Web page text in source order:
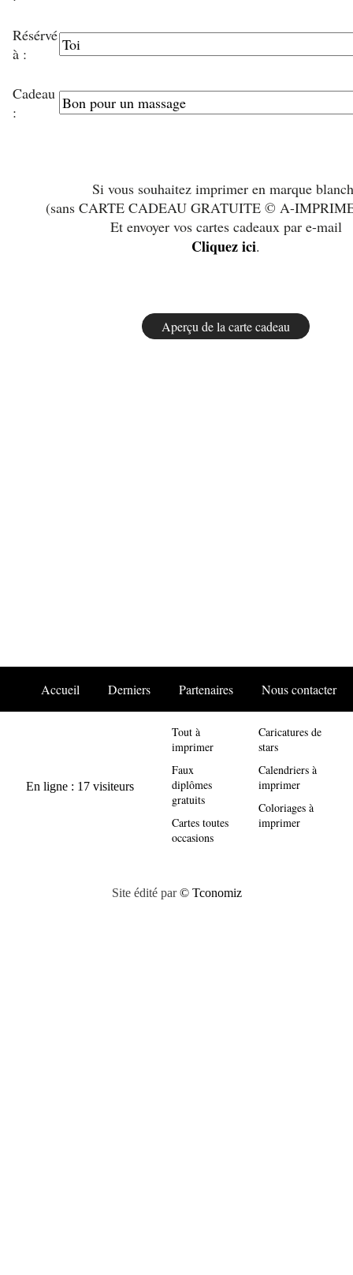
Résérvé
à :
Cadeau
:
Si vous souhaitez imprimer en marque
(sans CARTE CADEAU GRATUITE © A-
Et envoyer vos cartes cadeaux par e-mail
Cliquez ici.
Accueil Derniers Partenaires Nous contacter
Tout à
imprimer
Faux
diplômes
gratuits
Cartes toutes
occasions
Caricatures de
stars
Calendriers à
imprimer
Coloriages à
imprimer
Site édité par© Tconomiz